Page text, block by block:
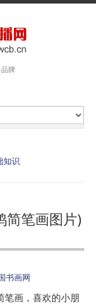
牌
知识
简笔画图片)
书画网
笔画，喜欢的小朋